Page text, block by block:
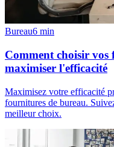
Bureau6 min
Comment choisir
maximiser l'efficacité
Maximisez votre efficacité
fournitures de bureau.
meilleur choix.